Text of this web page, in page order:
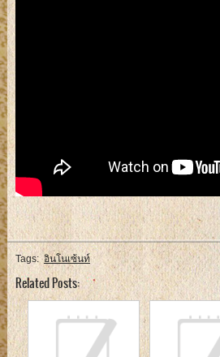
Tags:อินโนเซ้นท์
Related Posts: